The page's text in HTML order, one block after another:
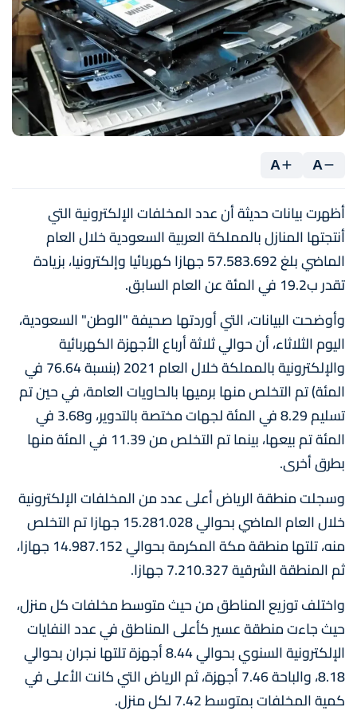
A
A
أظهرت بيانات حديثة أن عدد المخلفات الإلكترونية التي
أنتجتها المنازل بالمملكة العربية السعودية خلال العام
الماضي بلغ 57.583.692 جهازا كهربائيا وإلكترونيا، بزيادة
تقدر ب19.2 في المئة عن العام السابق.
وأوضحت البيانات، التي أوردتها صحيفة "الوطن" السعودية،
اليوم الثلاثاء، أن حوالي ثلاثة أرباع الأجهزة الكهربائية
والإلكترونية بالمملكة خلال العام 2021 (بنسبة 76.64 في
المئة) تم التخلص منها برميها بالحاويات العامة، في حين تم
تسليم 8.29 في المئة لجهات مختصة بالتدوير، و3.68 في
المئة تم بيعها، بينما تم التخلص من 11.39 في المئة منها
بطرق أخرى.
وسجلت منطقة الرياض أعلى عدد من المخلفات الإلكترونية
خلال العام الماضي بحوالي 15.281.028 جهازا تم التخلص
منه، تلتها منطقة مكة المكرمة بحوالي 14.987.152 جهازا،
ثم المنطقة الشرقية 7.210.327 جهازا.
واختلف توزيع المناطق من حيث متوسط مخلفات كل منزل،
حيث جاءت منطقة عسير كأعلى المناطق في عدد النفايات
الإلكترونية السنوي بحوالي 8.44 أجهزة تلتها نجران بحوالي
8.18، والباحة 7.46 أجهزة، ثم الرياض التي كانت الأعلى في
كمية المخلفات بمتوسط 7.42 لكل منزل.